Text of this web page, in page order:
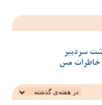
سردبیر